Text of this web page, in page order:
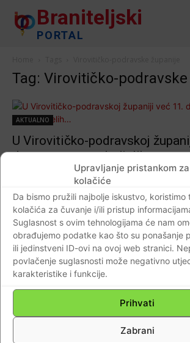
Upravljanje pristankom za
kolačiće
Da bismo pružili najbolje iskustvo,
kolačića za čuvanje i/ili pristup
Suglasnost s ovim tehnologijama će nam
obrađujemo podatke kao što su ponašanje
ili jedinstveni ID-ovi na ovoj web stranici.
povlačenje suglasnosti može negativno
karakteristike i funkcije.
Prihvati
Zabrani
Braniteljski
PORTAL
Tag: Virovitičko-
AKTUALNO
U Virovitičko-podravskoj
dan nema novooboljelih…
Braniteljski portal - 12.04.2020
Impressum Kontaktirajte nas Pravila
© Newspaper WordPress Theme by